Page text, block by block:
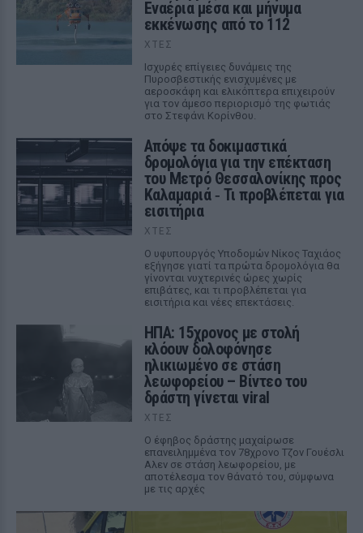
Εναέρια μέσα και μήνυμα
εκκένωσης από το 112
ΧΤΕΣ
Ισχυρές επίγειες δυνάμεις της
Πυροσβεστικής ενισχυμένες με
αεροσκάφη και ελικόπτερα επιχειρούν
για τον άμεσο περιορισμό της φωτιάς
στο Στεφάνι Κορίνθου.
Απόψε τα δοκιμαστικά
δρομολόγια για την επέκταση
του Μετρό Θεσσαλονίκης προς
Καλαμαριά ‑ Τι προβλέπεται για
εισιτήρια
ΧΤΕΣ
Ο υφυπουργός Υποδομών Νίκος Ταχιάος
εξήγησε γιατί τα πρώτα δρομολόγια θα
γίνονται νυχτερινές ώρες χωρίς
επιβάτες, και τι προβλέπεται για
εισιτήρια και νέες επεκτάσεις.
ΗΠΑ: 15χρονος με στολή
κλόουν δολοφόνησε
ηλικιωμένο σε στάση
λεωφορείου – Βίντεο του
δράστη γίνεται viral
ΧΤΕΣ
Ο έφηβος δράστης μαχαίρωσε
επανειλημμένα τον 78χρονο Τζον Γουέσλι
Αλεν σε στάση λεωφορείου, με
αποτέλεσμα τον θάνατό του, σύμφωνα
με τις αρχές